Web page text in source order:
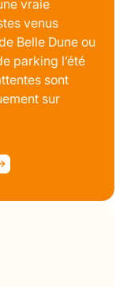
vraie
venus
Belle Dune ou
parking l’été
sont
sur